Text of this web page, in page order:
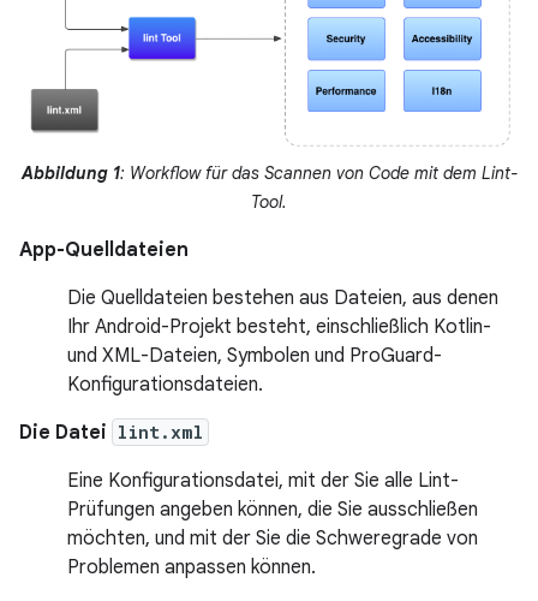
Abbildung 1: Workflow für das Scannen von Code mit dem Lint-
Tool.
App-Quelldateien
Die Quelldateien bestehen aus Dateien, aus denen
Ihr Android-Projekt besteht, einschließlich Kotlin-
und XML-Dateien, Symbolen und ProGuard-
Konfigurationsdateien.
Die Datei lint.xml
Eine Konfigurationsdatei, mit der Sie alle Lint-
Prüfungen angeben können, die Sie ausschließen
möchten, und mit der Sie die Schweregrade von
Problemen anpassen können.